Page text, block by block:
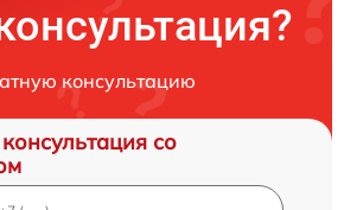
консультацию
со